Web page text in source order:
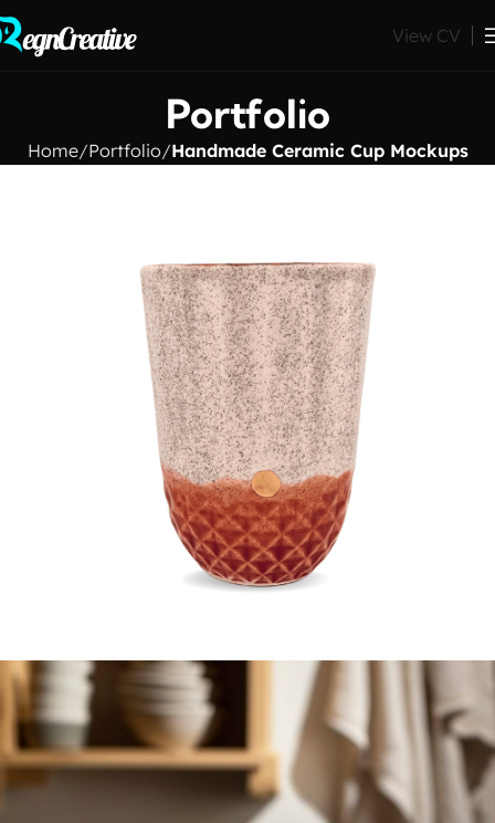
View CV
Portfolio
Home Portfolio Handmade Ceramic Cup Mockups